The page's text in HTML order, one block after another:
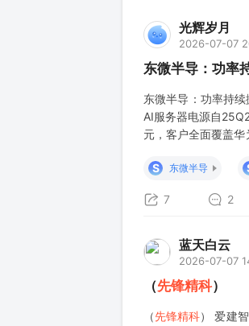
光辉岁月
2026-07-07
东微半导：功率
东微半导：功率持
AI服务器电源自
元，客户全面覆盖
场：慧能泰二次电源
S 东微半导
7 2
蓝天白云
2026-07-07
（先锋精科）
（先锋精科） 爱建